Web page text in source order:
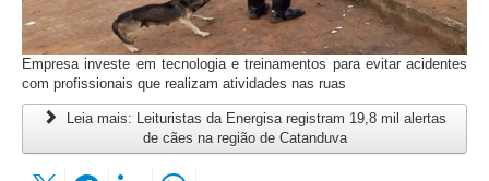
Empresa investe em tecnologia e treinamentos para evitar acidentes
com profissionais que realizam atividades nas ruas
Leia mais: Leituristas da Energisa registram 19,8 mil alertas
de cães na região de Catanduva